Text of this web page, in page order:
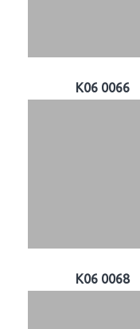
K06 0066
K06 0068